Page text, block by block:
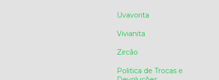
Uvavorita
Vivianita
Zircão
Politica de Trocas e